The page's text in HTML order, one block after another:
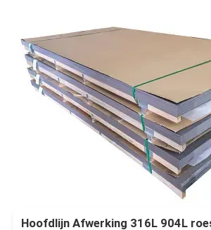
Hoofdlijn Afwerking 316L 904L